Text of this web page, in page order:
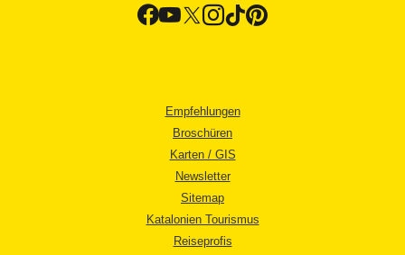
Empfehlungen
Broschüren
Karten / GIS
Newsletter
Sitemap
Katalonien Tourismus
Reiseprofis